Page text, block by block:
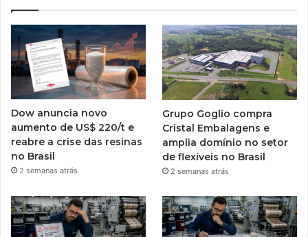
Dow anuncia novo
aumento de US$ 220/t e
reabre a crise das resinas
no Brasil
2 semanas atrás
Grupo Goglio compra
Cristal Embalagens e
amplia domínio no setor
de flexíveis no Brasil
2 semanas atrás